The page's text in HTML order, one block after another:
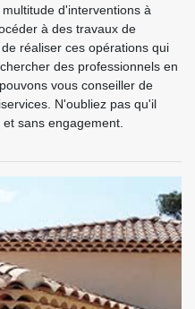
d'interventions à
à des travaux de
réaliser ces opérations qui
des professionnels en
vous conseiller de
N'oubliez pas qu'il
sans engagement.